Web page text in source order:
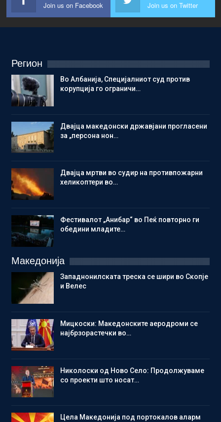
Join us on Facebook Join us on Twitter
Регион
Во Албанија, Специјалниот суд против
корупција го ограничи…
Двајца македонски државјани прогласени
за „персона нон…
Двајца мртви во судир на противпожарни
хеликоптери во…
Фестивалот „Анибар“ во Пеќ повторно ги
обедини младите…
Македонија
Западнонилската треска се шири во Скопје
и Велес
Мицкоски: Македонските аеродроми се
најбрзорастечки во…
Николоски од Ново Село: Продолжуваме
со проекти што носат…
Цела Македонија под портокалов аларм